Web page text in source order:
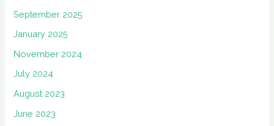
September 2025
January 2025
November 2024
July 2024
August 2023
June 2023